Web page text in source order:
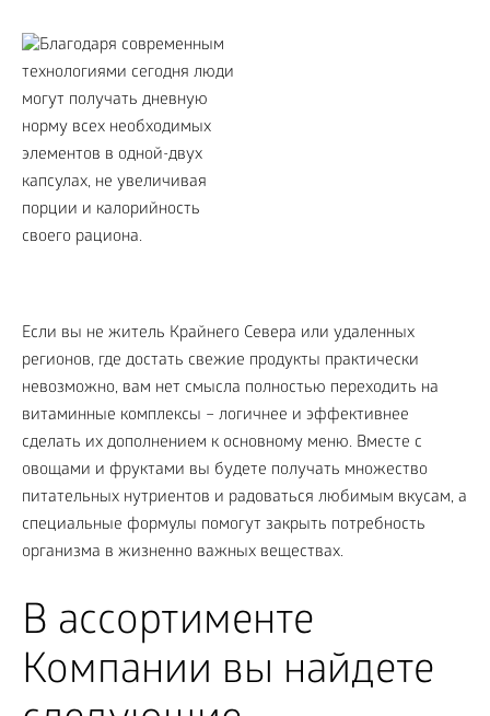
Если вы не житель Крайнего Севера или удаленных
регионов, где достать свежие продукты практически
невозможно, вам нет смысла полностью переходить на
витаминные комплексы – логичнее и эффективнее
сделать их дополнением к основному меню. Вместе с
овощами и фруктами вы будете получать множество
питательных нутриентов и радоваться любимым вкусам, а
специальные формулы помогут закрыть потребность
организма в жизненно важных веществах.
В ассортименте
Компании вы найдете